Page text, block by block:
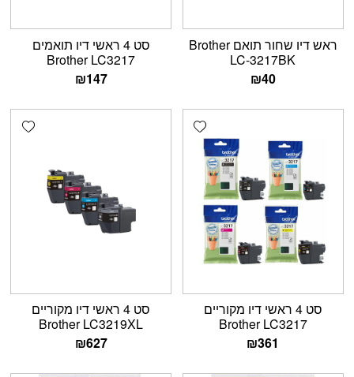
ראש דיו שחור תואם Brother
LC-3217BK
₪40
סט 4 ראשי דיו תואמים
Brother LC3217
₪147
Add wishlist
סט 4 ראשי דיו מקוריים
Brother LC3217
₪361
סט 4 ראשי דיו מקוריים
Brother LC3219XL
₪627